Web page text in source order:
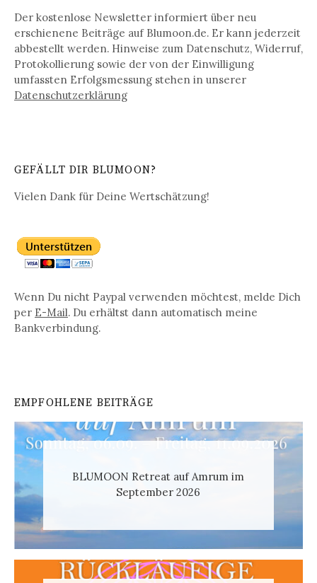
Der kostenlose Newsletter informiert über neu
erschienene Beiträge auf Blumoon.de. Er kann jederzeit
abbestellt werden. Hinweise zum Datenschutz, Widerruf,
Protokollierung sowie der von der Einwilligung
umfassten Erfolgsmessung stehen in unserer
Datenschutz­erklärung
GEFÄLLT DIR BLUMOON?
Vielen Dank für Deine Wertschätzung!
Wenn Du nicht Paypal verwenden möchtest, melde Dich
per E-Mail. Du erhältst dann automatisch meine
Bankverbindung.
EMPFOHLENE BEITRÄGE
BLUMOON Retreat auf Amrum im
September 2026